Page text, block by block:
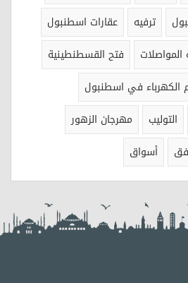
ترفيه
عقارات اسطنبول
المواصلات
فتح القسطنطينية
الكهرباء في اسطنبول
التوليب
مهرجان الزهور
أسواق